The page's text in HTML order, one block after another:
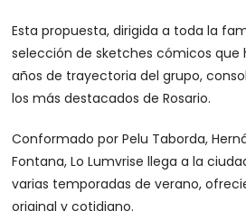
Esta propuesta, dirigida a toda la
selección de sketches cómicos que
años de trayectoria del grupo,
los más destacados de Rosario.
Conformado por Pelu Taborda,
Fontana, Lo Lumvrise llega a la
varias temporadas de verano,
original y cotidiano.